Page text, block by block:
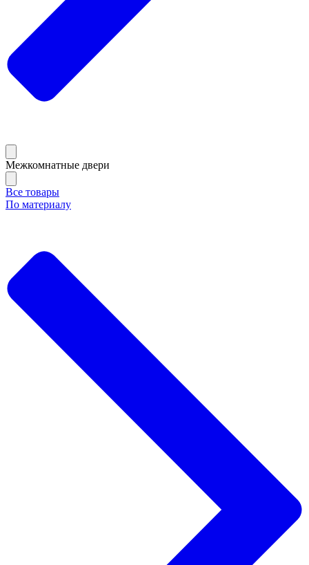
Межкомнатные двери
Все товары
По материалу